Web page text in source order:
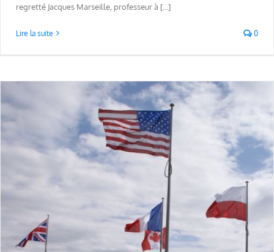
regretté Jacques Marseille, professeur à [...]
Lire la suite 0